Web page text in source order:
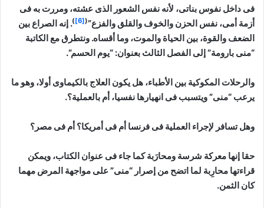
فى داخل نفوس بناتى، لأنه نفس الشعور الذى عشته، ومررت به فى
أزمة أمى، نفس الحزن والخوف والقلق والفزع”(
[6]
). إنه الصراع بين
الضعف والقوة، بين الحياة والموت، وما أقساه. ونتطرق مع الكاتبة
“منى بارومة” إلى الفصل الثالث بعنوان: “يوم الحسم”.
والرحلات المكوكية بين الأطباء، هل يكون العلاج بالكيماوى أولا، وهو ما
يرعب “منى” ويتسبب فى انهيارها نفسيا، أم بالعملية؟.
وهل تسافر لإجراء العملية فى فرنسا أم فى أمريكا؟ أم فى مصر؟
حقا إنها معركة شرسة ومحارَبة كما جاء فى عنوان الكتاب، ويمكن
قراءتها محارِبة لما اتضح من إصرار “منى” على مواجهة المرض مهما
كان الثمن.